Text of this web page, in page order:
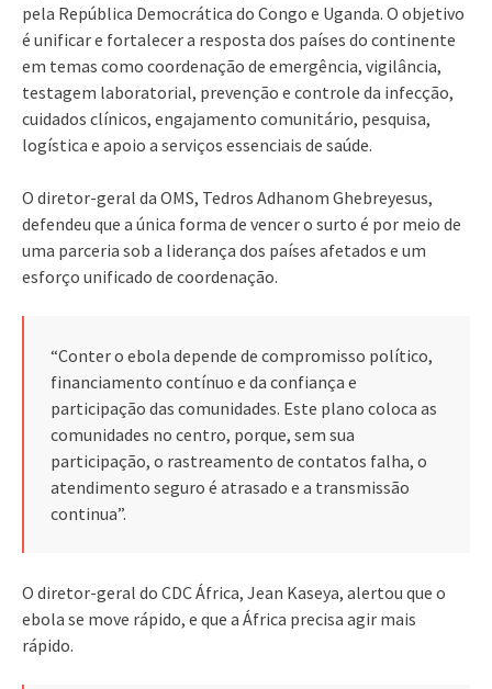
pela República Democrática do Congo e Uganda. O objetivo
é unificar e fortalecer a resposta dos países do continente
em temas como coordenação de emergência, vigilância,
testagem laboratorial, prevenção e controle da infecção,
cuidados clínicos, engajamento comunitário, pesquisa,
logística e apoio a serviços essenciais de saúde.
O diretor-geral da OMS, Tedros Adhanom Ghebreyesus,
defendeu que a única forma de vencer o surto é por meio de
uma parceria sob a liderança dos países afetados e um
esforço unificado de coordenação.
“Conter o ebola depende de compromisso político,
financiamento contínuo e da confiança e
participação das comunidades. Este plano coloca as
comunidades no centro, porque, sem sua
participação, o rastreamento de contatos falha, o
atendimento seguro é atrasado e a transmissão
continua”.
O diretor-geral do CDC África, Jean Kaseya, alertou que o
ebola se move rápido, e que a África precisa agir mais
rápido.